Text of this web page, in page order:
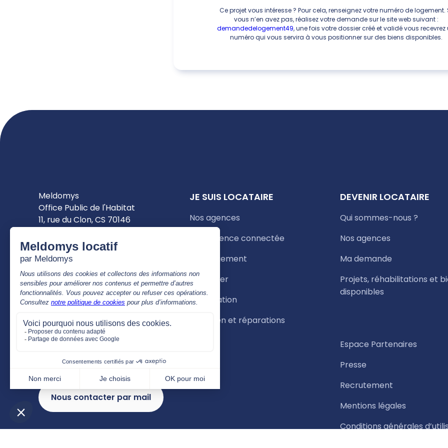
Ce projet vous intéresse ? Pour cela, renseignez votre numéro de logement.
vous n’en avez pas, réalisez votre demande sur le site web suivant :
demandedelogement49, une fois votre dossier créé et validé vous recevrez
numéro qui vous servira à vous positionner sur des biens disponibles.
Meldomys
Office Public de l'Habitat
11, rue du Clon, CS 70146
Les agences et le siège seront
ouvert au public de :
8h30 à 12h30 & 14h00 à 17h00
Nous contacter par téléphone
02 41 81 68 00
à 17h00
Nous contacter par mail
JE SUIS LOCATAIRE
Nos agences
Mon Agence connectée
Mon logement
Mon loyer
Ma situation
Entretien et réparations
DEVENIR LOCATAIRE
Qui sommes-nous ?
Nos agences
Ma demande
Projets, réhabilitations et
disponibles
Espace Partenaires
Presse
Recrutement
Mentions légales
Conditions générales